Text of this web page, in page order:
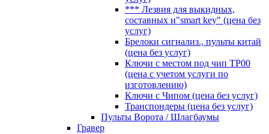
*** Лезвия для выкидных,
составных и"smart key" (цена без
услуг)
Брелоки сигнализ., пульты китай
(цена без услуг)
Ключи с местом под чип TP00
(цена с учетом услуги по
изготовлению)
Ключи с Чипом (цена без услуг)
Транспондеры (цена без услуг)
Пульты Ворота / Шлагбаумы
Гравер